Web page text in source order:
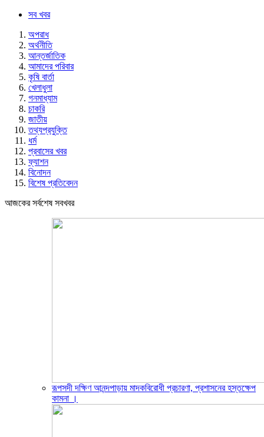
সব খবর
অপরাধ
অর্থনীতি
আন্তর্জাতিক
আমাদের পরিবার
কৃষি বার্তা
খেলাধুলা
গনমাধ্যাম
চাকরি
জাতীয়
তথ্যপ্রযুক্তি
ধর্ম
প্রবাসের খবর
ফ্যাশন
বিনোদন
বিশেষ প্রতিবেদন
আজকের সর্বশেষ সবখবর
রূপসদী দক্ষিণ আনন্দপাড়ায় মাদকবিরোধী প্রচারণা, প্রশাসনের হস্তক্ষেপ
কামনা ‎।